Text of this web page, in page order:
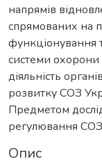
напрямів
спрямованих на
функціонування
системи охорони
діяльність
розвитку СОЗ
Предметом
регулювання
Опис